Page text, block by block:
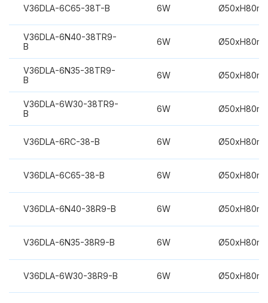
V36DLA-6C65-38T-B 6W
V36DLA-6N40-38TR9-
B
6W
V36DLA-6N35-38TR9-
B
6W
V36DLA-6W30-38TR9-
B
6W
V36DLA-6RC-38-B 6W
V36DLA-6C65-38-B 6W
V36DLA-6N40-38R9-B 6W
V36DLA-6N35-38R9-B 6W
V36DLA-6W30-38R9-B 6W